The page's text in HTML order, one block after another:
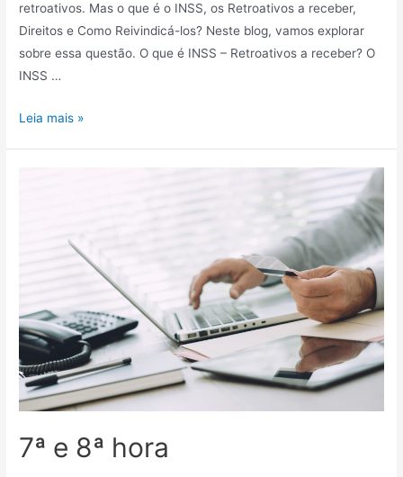
retroativos. Mas o que é o INSS, os Retroativos a receber,
Direitos e Como Reivindicá-los? Neste blog, vamos explorar
sobre essa questão. O que é INSS – Retroativos a receber? O
INSS …
Leia mais »
7ª e 8ª hora